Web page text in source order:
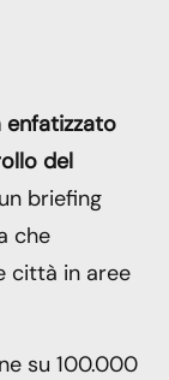
enfatizzato
del
briefing
che
città in aree
su 100.000